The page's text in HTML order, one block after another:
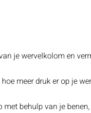
je wervelkolom en
meer druk er op je
behulp van je